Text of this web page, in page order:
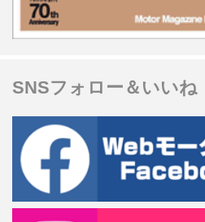
SNSフォロー＆いいね